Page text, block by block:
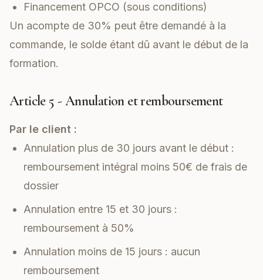
Financement OPCO (sous conditions)
Un acompte de 30% peut être demandé à la
commande, le solde étant dû avant le début de la
formation.
Article 5 - Annulation et remboursement
Par le client :
Annulation plus de 30 jours avant le début :
remboursement intégral moins 50€ de frais de
dossier
Annulation entre 15 et 30 jours :
remboursement à 50%
Annulation moins de 15 jours : aucun
remboursement